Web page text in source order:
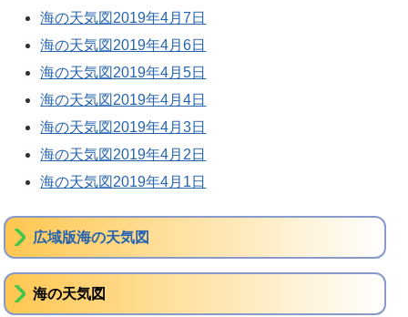
海の天気図2019年4月7日
海の天気図2019年4月6日
海の天気図2019年4月5日
海の天気図2019年4月4日
海の天気図2019年4月3日
海の天気図2019年4月2日
海の天気図2019年4月1日
広域版海の天気図
海の天気図